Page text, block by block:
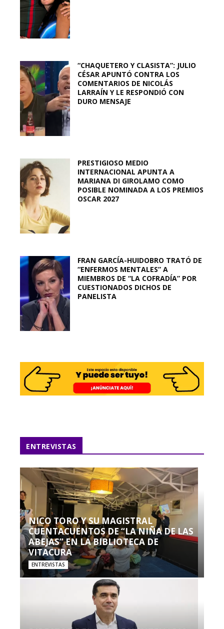
“CHAQUETERO Y CLASISTA”: JULIO
CÉSAR APUNTÓ CONTRA LOS
COMENTARIOS DE NICOLÁS
LARRAÍN Y LE RESPONDIÓ CON
DURO MENSAJE
PRESTIGIOSO MEDIO
INTERNACIONAL APUNTA A
MARIANA DI GIROLAMO COMO
POSIBLE NOMINADA A LOS PREMIOS
OSCAR 2027
FRAN GARCÍA-HUIDOBRO TRATÓ DE
“ENFERMOS MENTALES” A
MIEMBROS DE “LA COFRADÍA” POR
CUESTIONADOS DICHOS DE
PANELISTA
ENTREVISTAS
NICO TORO Y SU MAGISTRAL
CUENTACUENTOS DE “LA NIÑA DE LAS
ABEJAS” EN LA BIBLIOTECA DE
VITACURA
ENTREVISTAS